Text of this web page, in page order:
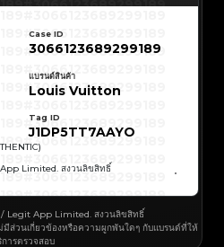
#3066123689299189
#3066123689299189
#3066123689299189
#3066123689299189
#3066123689299189
#3066123689299189
#3066123689299189
#3066123689299189
#3066123689299189
#3066123689299189
#3066123689299189
#3066123689299189
#3066123689299189
#3066123689299189
#3066123689299189
#3066123689299189
#3066123689299189
#3066123689299189
#3066123689299189
#3066123689299189
#3066123689299189
#3066123689299189
#3066123689299189
Case ID
3066123689299189
แบรนด์สินค้า
Louis Vuitton
Tag ID
J1DP5TT7AAYO
Limited. สงวนลิขสิทธิ์
Legit App Limited. สงวนลิขสิทธิ์
ส่วนเกี่ยวข้องหรือความผูกพันใดๆ กับแบรนด์ที่ให้
การตรวจสอบ